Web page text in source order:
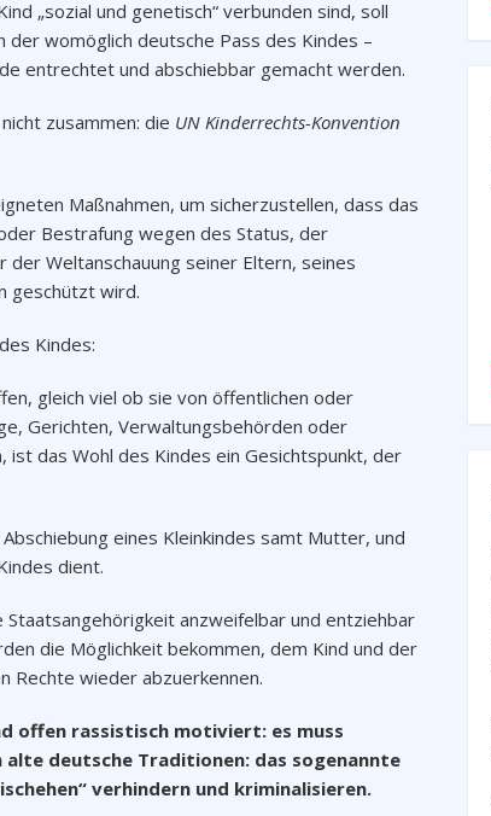
„sozial und genetisch“ verbunden sind, soll
womöglich deutsche Pass des Kindes –
entrechtet und abschiebbar gemacht werden.
zusammen: die UN Kinderrechts-Konvention
Maßnahmen, um sicherzustellen, dass das
Bestrafung wegen des Status, der
Weltanschauung seiner Eltern, seines
geschützt wird.
Kindes:
gleich viel ob sie von öffentlichen oder
Gerichten, Verwaltungsbehörden oder
das Wohl des Kindes ein Gesichtspunkt, der
eines Kleinkindes samt Mutter, und
dient.
anzweifelbar und entziehbar
die Möglichkeit bekommen, dem Kind und der
Rechte wieder abzuerkennen.
offen rassistisch motiviert: es muss
alte deutsche Traditionen: das sogenannte
verhindern und kriminalisieren.